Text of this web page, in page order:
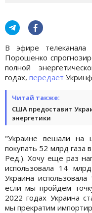
В эфире
Порошенко
полной
годах, передает
Читай также:
США предоставит
энергетики
"Украине вешали на
покупать 52 млрд газа
Ред.). Хочу еще раз
использовала 14
Украина
если мы пройдем
2022 годах Украина
мы прекратим